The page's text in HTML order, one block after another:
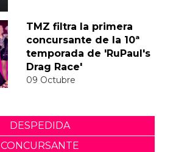
TMZ filtra la primera
concursante de la 10ª
temporada de 'RuPaul's
Drag Race'
09 Octubre
DESPEDIDA
CONCURSANTE